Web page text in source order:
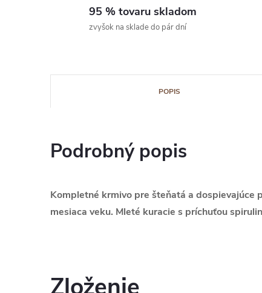
95 % tovaru skladom
zvyšok na sklade do pár dní
POPIS
Podrobný popis
Kompletné krmivo pre šteňatá a dospievajúce
mesiaca veku. Mleté kuracie s príchuťou